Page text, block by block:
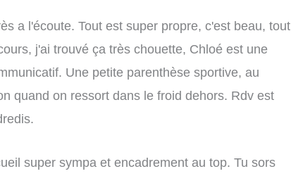
a l'écoute. Tout est super propre, c'est beau, tout
j'ai trouvé ça très chouette, Chloé est une
Une petite parenthèse sportive, au
quand on ressort dans le froid dehors. Rdv est
super sympa et encadrement au top. Tu sors